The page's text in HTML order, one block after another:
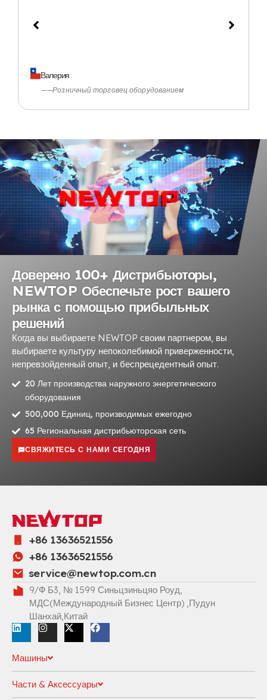
Валерия
——Розничный торговец оборудованием
Доверено 100+ Дистрибьюторы,
NEWTOP Обеспечьте рост вашего
рынка с помощью прибыльных
решений
Когда вы выбираете NEWTOP своим партнером, вы
выбираете культуру непоколебимой приверженности,
непревзойденный опыт, и беспрецедентный опыт.
20 Лет производства наружного энергетического
оборудования
500,000 Единиц, производимых ежегодно
65 Региональная дистрибьюторская сеть
СВЯЖИТЕСЬ С НАМИ СЕГОДНЯ
+86 13636521556
+86 13636521556
service@newtop.com.cn
9/Ф Б3, № 1599 Синьцзиньцяо Роуд,
МДС(Международный Бизнес Центр) ,Пудун
Шанхай,Китай
Машины
Части & Аксессуары